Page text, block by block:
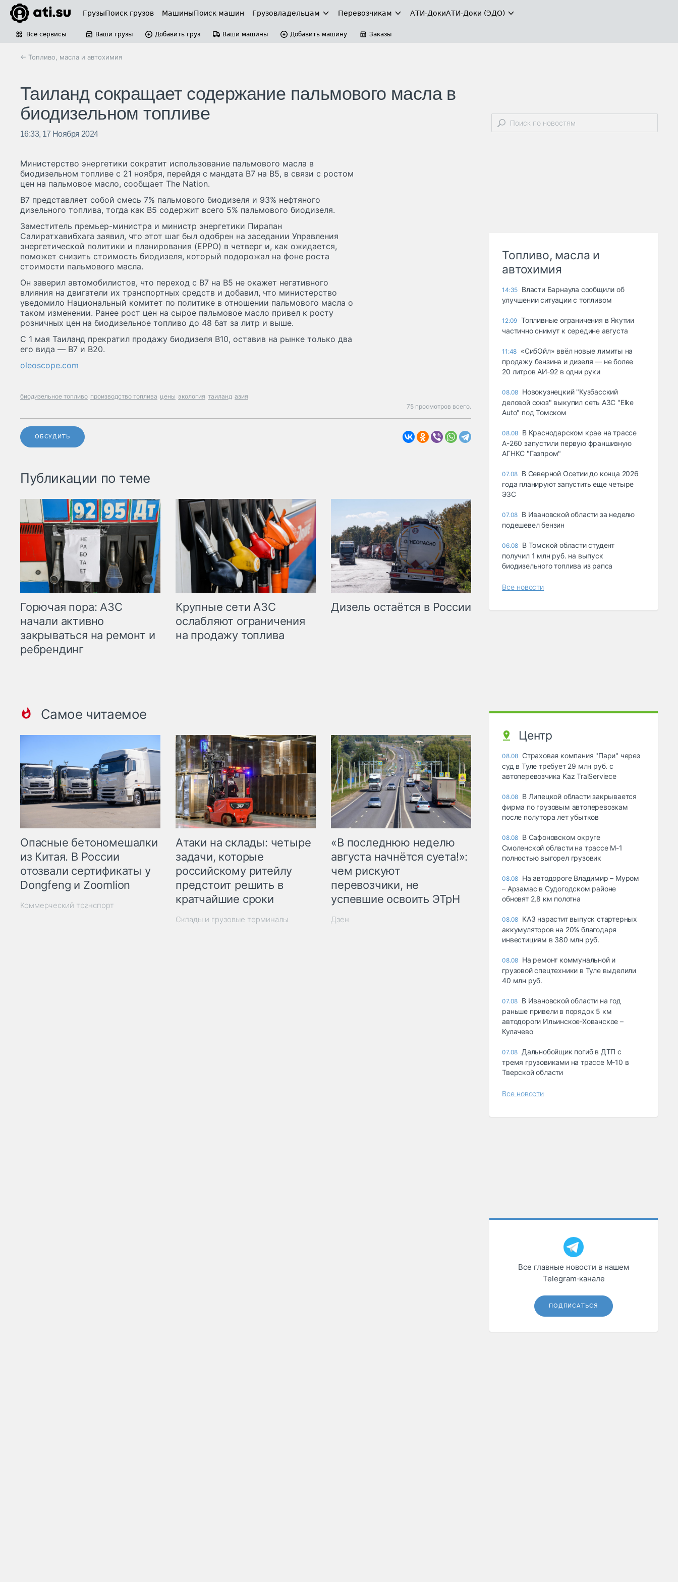
ГрузыПоиск грузов МашиныПоиск машин Грузовладельцам Перевозчикам АТИ-ДокиАТИ-Доки (ЭДО)
Все сервисы Ваши грузы Добавить груз Ваши машины Добавить машину Заказы
← Топливо, масла и автохимия
Таиланд сокращает содержание пальмового масла в
биодизельном топливе
16:33, 17 Ноября 2024
Министерство энергетики сократит использование пальмового масла в
биодизельном топливе с 21 ноября, перейдя с мандата B7 на B5, в связи с ростом
цен на пальмовое масло, сообщает The Nation.
B7 представляет собой смесь 7% пальмового биодизеля и 93% нефтяного
дизельного топлива, тогда как B5 содержит всего 5% пальмового биодизеля.
Заместитель премьер-министра и министр энергетики Пирапан
Салиратхавибхага заявил, что этот шаг был одобрен на заседании Управления
энергетической политики и планирования (EPPO) в четверг и, как ожидается,
поможет снизить стоимость биодизеля, который подорожал на фоне роста
стоимости пальмового масла.
Он заверил автомобилистов, что переход с B7 на B5 не окажет негативного
влияния на двигатели их транспортных средств и добавил, что министерство
уведомило Национальный комитет по политике в отношении пальмового масла о
таком изменении. Ранее рост цен на сырое пальмовое масло привел к росту
розничных цен на биодизельное топливо до 48 бат за литр и выше.
С 1 мая Таиланд прекратил продажу биодизеля B10, оставив на рынке только два
его вида — B7 и B20.
oleoscope.com
биодизельное топливо производство топлива цены экология таиланд азия
75 просмотров всего.
ОБСУДИТЬ
Публикации по теме
Горючая пора: АЗС
начали активно
закрываться на ремонт и
ребрендинг
Крупные сети АЗС
ослабляют ограничения
на продажу топлива
Дизель остаётся в России
Самое читаемое
Опасные бетономешалки
из Китая. В России
отозвали сертификаты у
Dongfeng и Zoomlion
Коммерческий транспорт
Атаки на склады: четыре
задачи, которые
российскому ритейлу
предстоит решить в
кратчайшие сроки
Склады и грузовые терминалы
«В последнюю неделю
августа начнётся суета!»:
чем рискуют
перевозчики, не
успевшие освоить ЭТрН
Дзен
Топливо, масла и
автохимия
14:35 Власти Барнаула сообщили об
улучшении ситуации с топливом
12:09 Топливные ограничения в Якутии
частично снимут к середине августа
11:48 «СибОйл» ввёл новые лимиты на
продажу бензина и дизеля — не более
20 литров АИ‑92 в одни руки
08.08 Новокузнецкий "Кузбасский
деловой союз" выкупил сеть АЗС "Elke
Auto" под Томском
08.08 В Краснодарском крае на трассе
А-260 запустили первую франшизную
АГНКС "Газпром"
07.08 В Северной Осетии до конца 2026
года планируют запустить еще четыре
ЭЗС
07.08 В Ивановской области за неделю
подешевел бензин
06.08 В Томской области студент
получил 1 млн руб. на выпуск
биодизельного топлива из рапса
Все новости
Центр
08.08 Страховая компания "Пари" через
суд в Туле требует 29 млн руб. с
автоперевозчика Kaz TralServiece
08.08 В Липецкой области закрывается
фирма по грузовым автоперевозкам
после полутора лет убытков
08.08 В Сафоновском округе
Смоленской области на трассе М-1
полностью выгорел грузовик
08.08 На автодороге Владимир – Муром
– Арзамас в Судогодском районе
обновят 2,8 км полотна
08.08 КАЗ нарастит выпуск стартерных
аккумуляторов на 20% благодаря
инвестициям в 380 млн руб.
08.08 На ремонт коммунальной и
грузовой спецтехники в Туле выделили
40 млн руб.
07.08 В Ивановской области на год
раньше привели в порядок 5 км
автодороги Ильинское-Хованское –
Кулачево
07.08 Дальнобойщик погиб в ДТП с
тремя грузовиками на трассе М-10 в
Тверской области
Все новости
Все главные новости в нашем
Telegram‑канале
ПОДПИСАТЬСЯ